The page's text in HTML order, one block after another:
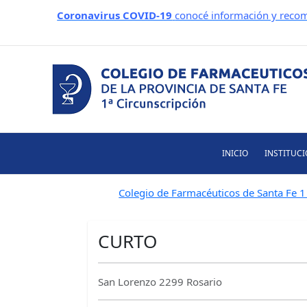
Coronavirus COVID-19 conocé información y
INICIO
Colegio de Farmacéuticos de Santa Fe
CURTO
San Lorenzo 2299 Rosario